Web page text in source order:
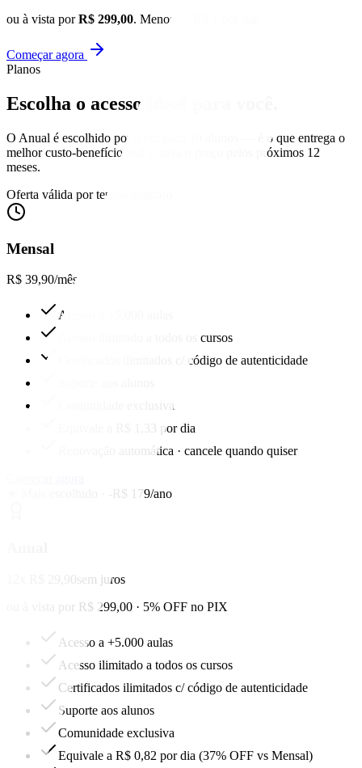
ou à vista porR$ 299,00. Menos de R$ 1 por dia.
Começar agora
Planos
Escolha o acesso
O Anual é escolhido por 9 em cada 10 alunos — é o que entrega o
melhor custo-benefício real e trava o preço pelos próximos 12
meses.
Oferta válida por tempo limitado
Mensal
R$ 39,90/mês
Acesso a +5.000 aulas
Acesso ilimitado a todos os cursos
Certificados ilimitados c/ código de autenticidade
Comunidade exclusiva
Equivale a R$ 1,33 por dia
Renovação automática · cancele quando quiser
★ Mais escolhido · -R$ 179/ano
12x R$ 29,90sem juros
ou à vista por R$ 299,00 · 5% OFF no PIX
Acesso a +5.000 aulas
Acesso ilimitado a todos os cursos
Certificados ilimitados c/ código de autenticidade
Suporte aos alunos
Comunidade exclusiva
Equivale a R$ 0,82 por dia (37% OFF vs Mensal)